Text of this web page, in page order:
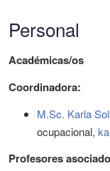
Personal
Académicas/os
Coordinadora:
M.Sc. Karla
ocupacional,
Profesores